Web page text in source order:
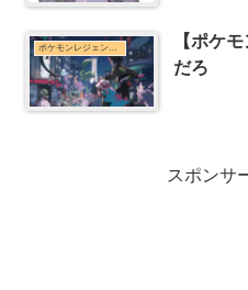
ポケモンレジェンズZ-Aまとめ
【ポケ
だろ
スポンサ